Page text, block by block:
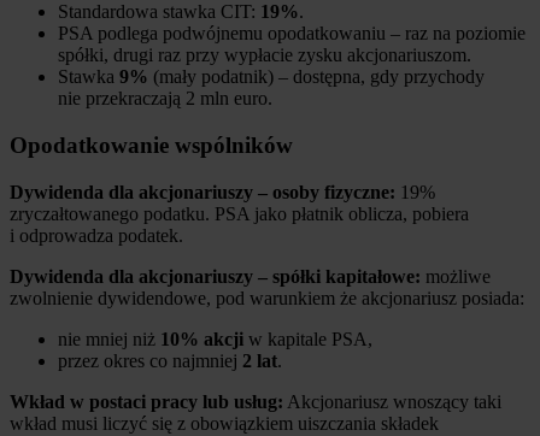
Standardowa stawka CIT: 19%.
PSA podlega podwójnemu opodatkowaniu – raz na poziomie
spółki, drugi raz przy wypłacie zysku akcjonariuszom.
Stawka 9% (mały podatnik) – dostępna, gdy przychody
nie przekraczają 2 mln euro.
Opodatkowanie wspólników
Dywidenda dla akcjonariuszy – osoby fizyczne: 19%
zryczałtowanego podatku. PSA jako płatnik oblicza, pobiera
i odprowadza podatek.
Dywidenda dla akcjonariuszy – spółki kapitałowe: możliwe
zwolnienie dywidendowe, pod warunkiem że akcjonariusz posiada:
nie mniej niż 10% akcji w kapitale PSA,
przez okres co najmniej 2 lat.
Wkład w postaci pracy lub usług: Akcjonariusz wnoszący taki
wkład musi liczyć się z obowiązkiem uiszczania składek